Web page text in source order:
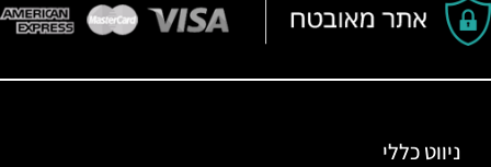
ניווט כללי